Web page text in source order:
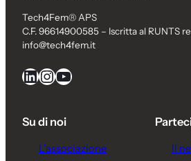
Tech4Fem® APS
C.F. 96614900585 – Iscritta al RUNTS
info@tech4fem.it
LinkedIn InstagramYouTube
Su di noi
L’associazione Il